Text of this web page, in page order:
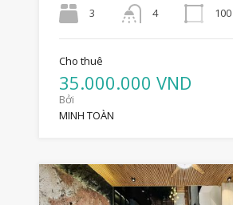
3
4
100
Cho thuê
35.000.000 VND
Bởi
MINH TOÀN